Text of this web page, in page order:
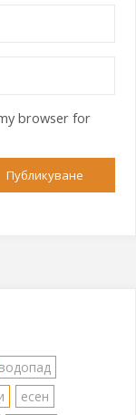
browser for
водопад
есен